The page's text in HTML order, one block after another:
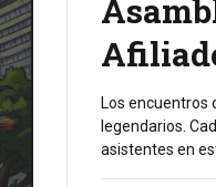
del
del
Los encuentros
legendarios.
asistentes en
reafirmó su